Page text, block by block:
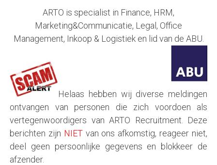
ARTO is specialist in Finance, HRM,
Marketing&Communicatie, Legal, Office
Management, Inkoop & Logistiek en lid van de ABU.
Helaas hebben wij diverse meldingen
ontvangen van personen die zich voordoen als
vertegenwoordigers van ARTO Recruitment. Deze
berichten zijn NIETvan ons afkomstig, reageer niet,
deel geen persoonlijke gegevens en blokkeer de
afzender.